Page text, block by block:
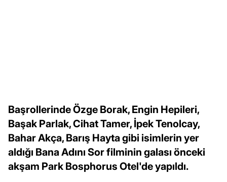
Başrollerinde Özge Borak, Engin Hepileri,
Başak Parlak, Cihat Tamer, İpek Tenolcay,
Bahar Akça, Barış Hayta gibi isimlerin yer
aldığı Bana Adını Sor filminin galası önceki
akşam Park Bosphorus Otel'de yapıldı.